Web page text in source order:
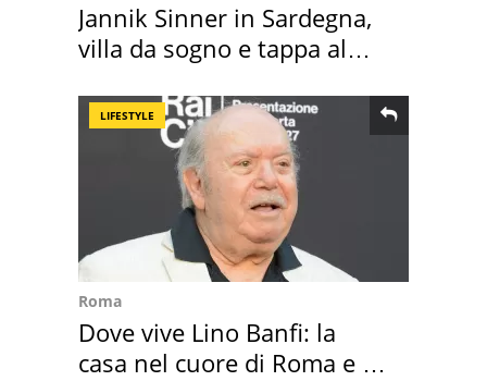
Jannik Sinner in Sardegna,
villa da sogno e tappa al
LIFESTYLE
Roma
Dove vive Lino Banfi: la
casa nel cuore di Roma e i